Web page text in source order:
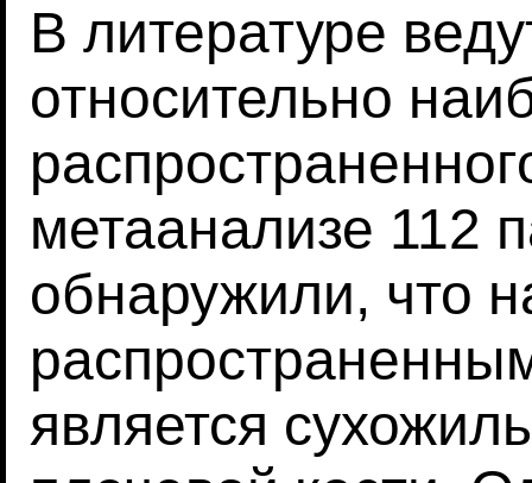
В литературе
относительно
метаанализе 112
обнаружили, что
является